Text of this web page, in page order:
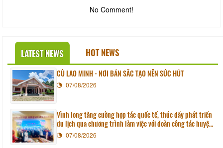
No Comment!
LATEST NEWS HOT NEWS
CÙ LAO MINH - NƠI BẢN SẮC TẠO NÊN SỨC HÚT
07/08/2026
Vĩnh long tăng cường hợp tác quốc tế, thúc đẩy phát triển
du lịch qua chương trình làm việc với đoàn công tác huyện
Sunchang (Hàn quốc)
07/08/2026